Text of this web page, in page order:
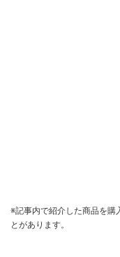
インフルエンサーが実際に
※記事内で紹介した商品を購
とがあります。